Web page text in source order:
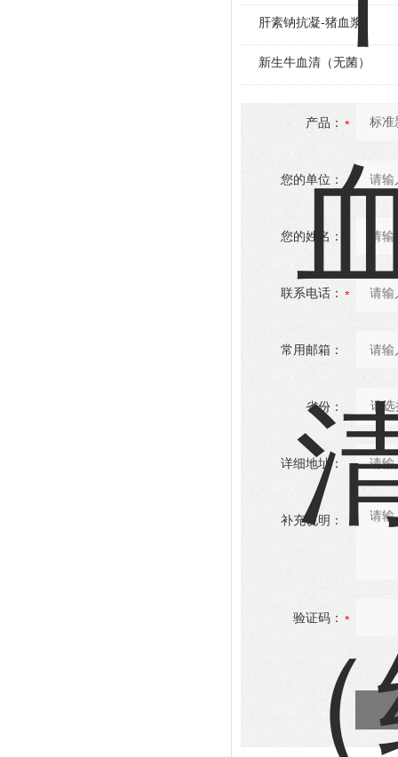
肝素钠抗凝-猪血浆
新生牛血清（无菌）
产品：
您的单位：
您的姓名：
联系电话：
常用邮箱：
省份：
详细地址：
补充说明：
验证码：